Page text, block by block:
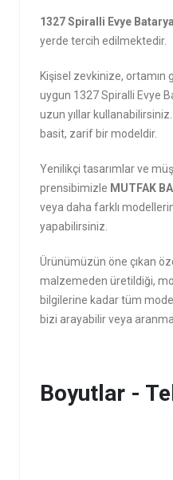
1327 Spiralli Evye
yerde tercih edilmektedir.
Kişisel zevkinize, ortamın
uygun 1327 Spiralli Evye
uzun yıllar
basit, zarif bir modeldir.
Yenilikçi tasarımlar ve
prensibimizle MUTFAK
veya daha farklı
yapabilirsiniz.
Ürünümüzün öne çıkan
malzemeden üretildiği,
bilgilerine kadar tüm
bizi arayabilir veya
Boyutlar -